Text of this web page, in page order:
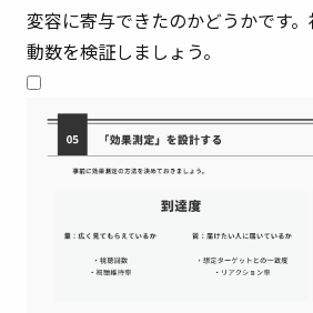
変容に寄与できたのかどうかです
動数を検証しましょう。